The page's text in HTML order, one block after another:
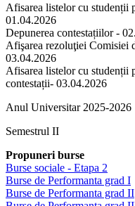
Afisarea listelor cu studenții
01.04.2026
Depunerea contestațiilor -
Afişarea rezoluţiei Comisiei
03.04.2026
Afisarea listelor cu studenții
contestații- 03.04.2026
Anul Universitar 2025-2026
Semestrul II
Propuneri burse
Burse sociale - Etapa 2
Burse de Performanta grad I
Burse de Performanta grad II